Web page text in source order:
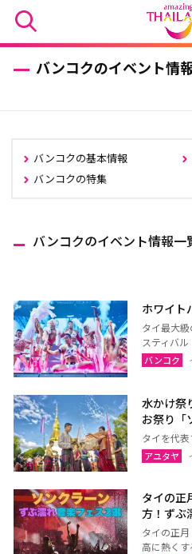
バンコクのイベント情
バンコクの基本情報
バンコクの特集
バンコクのイベント情報一
ホワイト
タイ最大
スティバル
バンコク
水かけ祭
お祭り「
タイを代
アユタヤ
タイの正
方！ずぶ
タイの正
高に熱く